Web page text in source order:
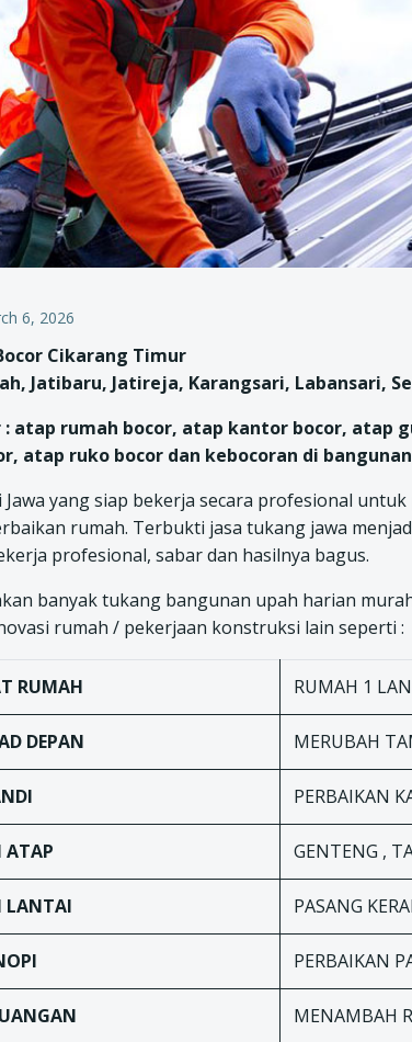
6, 2026
Cikarang Timur
Jatibaru, Jatireja, Karangsari, Labansari,
atap rumah bocor, atap kantor bocor, atap
atap ruko bocor dan kebocoran di
yang siap bekerja secara profesional
rumah. Terbukti jasa tukang jawa
profesional, sabar dan hasilnya bagus.
banyak tukang bangunan upah harian
rumah / pekerjaan konstruksi lain seperti :
RUMAH RUMAH 1
DEPAN MERUBAH
PERBAIKAN
ATAP GENTENG ,
LANTAI PASANG
PERBAIKAN
MENAMBAH